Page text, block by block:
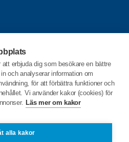
erbjuda dig som besökare en bättre
och analyserar information om
för att förbättra funktioner och
Vi använder kakor (cookies) för
Läs mer om kakor
alla kakor